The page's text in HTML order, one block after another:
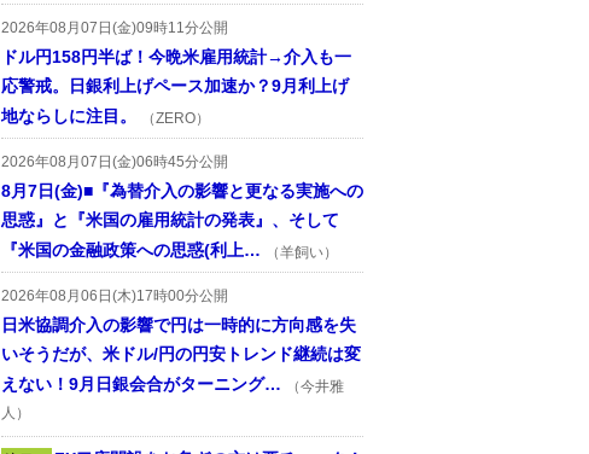
2026年08月07日(金)09時11分公開
ドル円158円半ば！今晩米雇用統計→介入も一
応警戒。日銀利上げペース加速か？9月利上げ
地ならしに注目。
（ZERO）
2026年08月07日(金)06時45分公開
8月7日(金)■『為替介入の影響と更なる実施への
思惑』と『米国の雇用統計の発表』、そして
『米国の金融政策への思惑(利上…
（羊飼い）
2026年08月06日(木)17時00分公開
日米協調介入の影響で円は一時的に方向感を失
いそうだが、米ドル/円の円安トレンド継続は変
えない！9月日銀会合がターニング…
（今井雅
人）